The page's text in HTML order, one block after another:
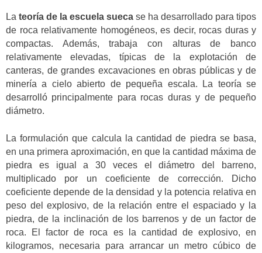
La teoría de la escuela sueca se ha desarrollado para tipos
de roca relativamente homogéneos, es decir, rocas duras y
compactas. Además, trabaja con alturas de banco
relativamente elevadas, típicas de la explotación de
canteras, de grandes excavaciones en obras públicas y de
minería a cielo abierto de pequeña escala. La teoría se
desarrolló principalmente para rocas duras y de pequeño
diámetro.
La formulación que calcula la cantidad de piedra se basa,
en una primera aproximación, en que la cantidad máxima de
piedra es igual a 30 veces el diámetro del barreno,
multiplicado por un coeficiente de corrección. Dicho
coeficiente depende de la densidad y la potencia relativa en
peso del explosivo, de la relación entre el espaciado y la
piedra, de la inclinación de los barrenos y de un factor de
roca. El factor de roca es la cantidad de explosivo, en
kilogramos, necesaria para arrancar un metro cúbico de